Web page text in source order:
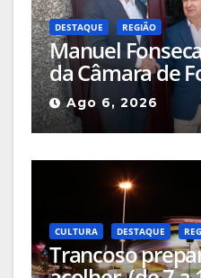
DESTAQUE REGIÃO
Manuel
da Câmara de
Algodres foi
Delegado APAL-
Públicas em
Ago 6, 2026
CULTURA DESTAQUE
Trancoso